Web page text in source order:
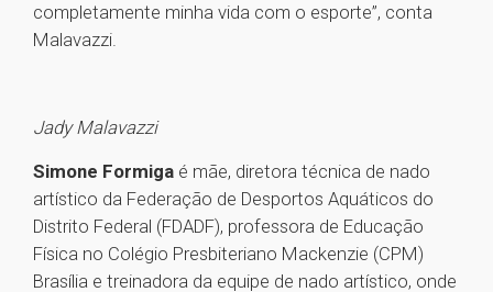
completamente minha vida com o esporte”, conta
Malavazzi.
Jady Malavazzi
Simone Formiga é mãe, diretora técnica de nado
artístico da Federação de Desportos Aquáticos do
Distrito Federal (FDADF), professora de Educação
Física no Colégio Presbiteriano Mackenzie (CPM)
Brasília e treinadora da equipe de nado artístico, onde